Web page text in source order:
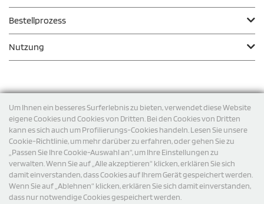
Um Ihnen ein besseres Surferlebnis zu bieten, verwendet diese Website
eigene Cookies und Cookies von Dritten. Bei den Cookies von Dritten
kann es sich auch um Profilierungs-Cookies handeln. Lesen Sie unsere
Cookie-Richtlinie, um mehr darüber zu erfahren, oder gehen Sie zu
„Passen Sie Ihre Cookie-Auswahl an“, um Ihre Einstellungen zu
verwalten. Wenn Sie auf „Alle akzeptieren“ klicken, erklären Sie sich
damit einverstanden, dass Cookies auf Ihrem Gerät gespeichert werden.
Wenn Sie auf „Ablehnen“ klicken, erklären Sie sich damit einverstanden,
dass nur notwendige Cookies gespeichert werden.
Bestellprozess
Nutzung
Versand